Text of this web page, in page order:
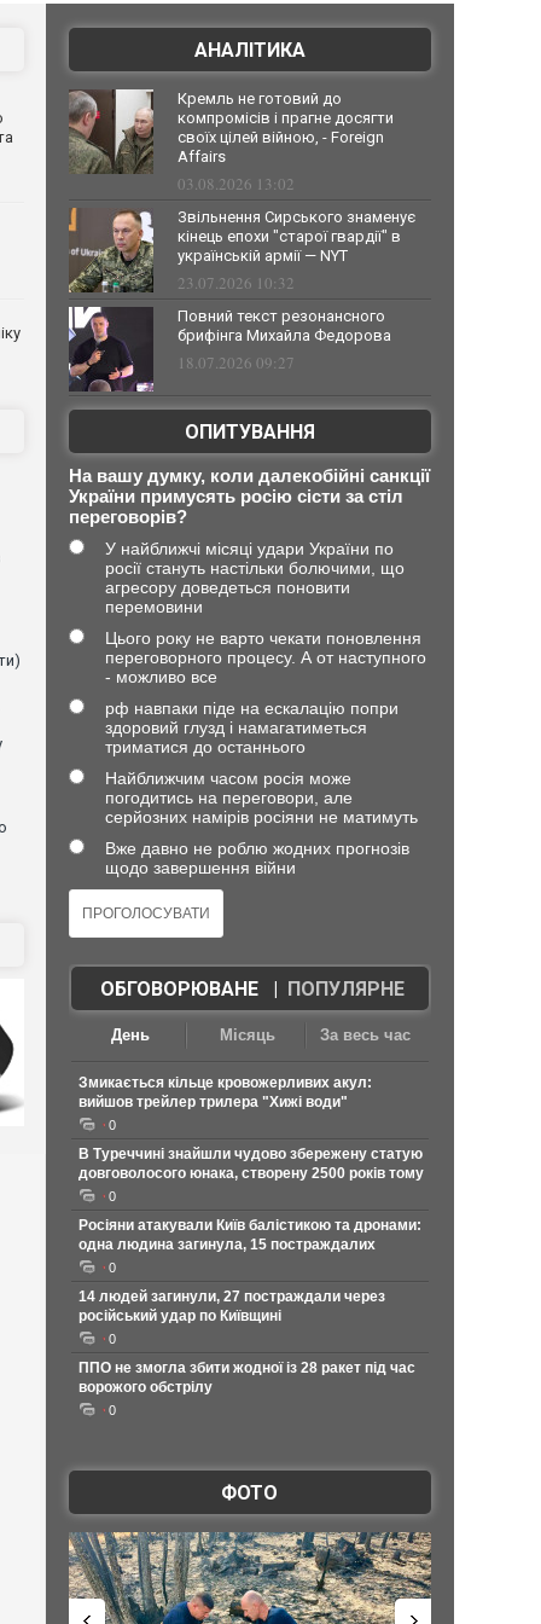
АНАЛІТИКА
Кремль не готовий до
компромісів і прагне досягти
своїх цілей війною, - Foreign
Affairs
03.08.2026 13:02
Звільнення Сирського знаменує
кінець епохи "старої гвардії" в
українській армії — NYT
23.07.2026 10:32
Повний текст резонансного
брифінга Михайла Федорова
18.07.2026 09:27
ОПИТУВАННЯ
На вашу думку, коли далекобійні санкції
України примусять росію сісти за стіл
переговорів?
У найближчі місяці удари України по
росії стануть настільки болючими, що
агресору доведеться поновити
перемовини
Цього року не варто чекати поновлення
переговорного процесу. А от наступного
- можливо все
рф навпаки піде на ескалацію попри
здоровий глузд і намагатиметься
триматися до останнього
Найближчим часом росія може
погодитись на переговори, але
серйозних намірів росіяни не матимуть
Вже давно не роблю жодних прогнозів
щодо завершення війни
ОБГОВОРЮВАНЕ| ПОПУЛЯРНЕ
День Місяць За весь час
Змикається кільце кровожерливих акул:
вийшов трейлер трилера "Хижі води"
0
В Туреччині знайшли чудово збережену статую
довговолосого юнака, створену 2500 років тому
0
Росіяни атакували Київ балістикою та дронами:
одна людина загинула, 15 постраждалих
0
14 людей загинули, 27 постраждали через
російський удар по Київщині
0
ППО не змогла збити жодної із 28 ракет під час
ворожого обстрілу
0
ФОТО